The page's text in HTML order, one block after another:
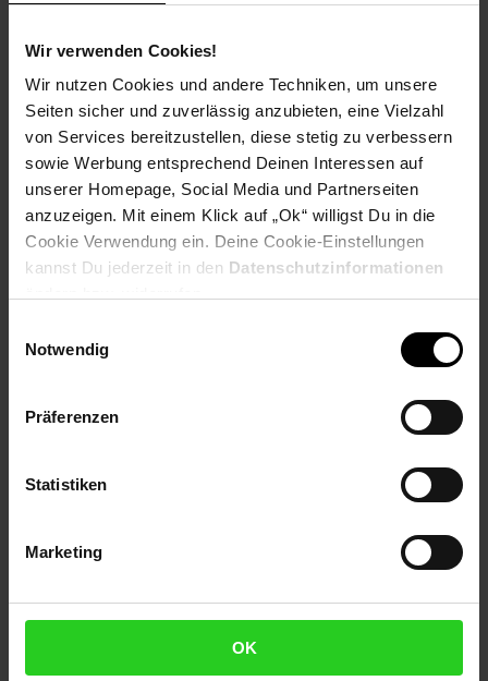
Wir verwenden Cookies!
Wir nutzen Cookies und andere Techniken, um unsere
Seiten sicher und zuverlässig anzubieten, eine Vielzahl
von Services bereitzustellen, diese stetig zu verbessern
sowie Werbung entsprechend Deinen Interessen auf
unserer Homepage, Social Media und Partnerseiten
anzuzeigen. Mit einem Klick auf „Ok“ willigst Du in die
Cookie Verwendung ein. Deine Cookie-Einstellungen
kannst Du jederzeit in den Datenschutzinformationen
Notwendig
Präferenzen
Statistiken
Marketing
OK
PAYBACK
Payback Punkte Basis°Punkte:
10
Extra°Punkte:
0
Produktbeschreibung
Drucker abgestimmt, die damit immer mit außergewöhnlichen
Ergebnissen überzeugen.
EAN: 4549292169034